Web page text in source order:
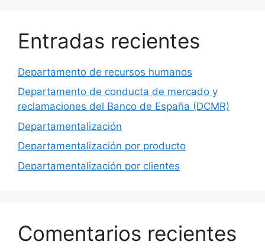
Entradas recientes
Departamento de recursos humanos
Departamento de conducta de mercado y
reclamaciones del Banco de España (DCMR)
Departamentalización
Departamentalización por producto
Departamentalización por clientes
Comentarios recientes